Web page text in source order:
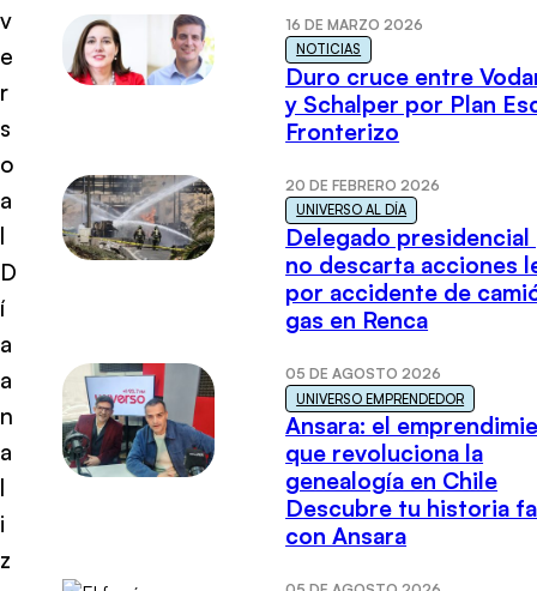
v
e
r
s
o
a
l
D
í
a
a
n
a
l
i
z
16 DE MARZO 2026
NOTICIAS
Duro cruce entre
y Schalper por Plan
Fronterizo
20 DE FEBRERO 2026
UNIVERSO AL DÍA
Delegado presidencial
no descarta acciones
por accidente de
gas en Renca
05 DE AGOSTO 2026
UNIVERSO EMPRENDEDOR
Ansara: el
que revoluciona la
genealogía en Chile
Descubre tu historia
con Ansara